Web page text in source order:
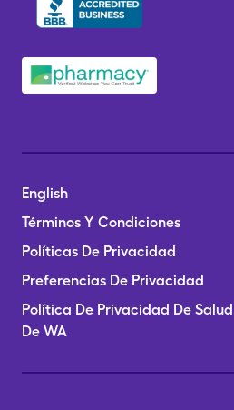
English
Términos Y Condiciones
Políticas De Privacidad
Preferencias De Privacidad
Política De Privacidad De
De WA